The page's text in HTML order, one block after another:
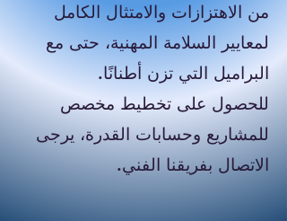
من الاهتزازات والامتثال الكامل
لمعايير السلامة المهنية، حتى مع
البراميل التي تزن أطنانًا.
للحصول على تخطيط مخصص
للمشاريع وحسابات القدرة، يرجى
الاتصال بفريقنا الفني.